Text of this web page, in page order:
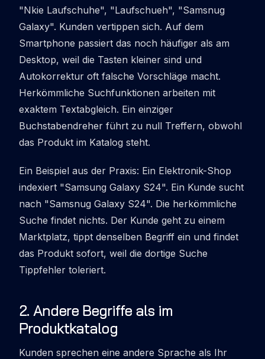
"Nkie Laufschuhe", "Laufschueh", "Samsnug
Galaxy". Kunden vertippen sich. Auf dem
Smartphone passiert das noch häufiger als am
Desktop, weil die Tasten kleiner sind und
Autokorrektur oft falsche Vorschläge macht.
Herkömmliche Suchfunktionen arbeiten mit
exaktem Textabgleich. Ein einziger
Buchstabendreher führt zu null Treffern, obwohl
das Produkt im Katalog steht.
Ein Beispiel aus der Praxis: Ein Elektronik-Shop
indexiert "Samsung Galaxy S24". Ein Kunde sucht
nach "Samsnug Galaxy S24". Die herkömmliche
Suche findet nichts. Der Kunde geht zu einem
Marktplatz, tippt denselben Begriff ein und findet
das Produkt sofort, weil die dortige Suche
Tippfehler toleriert.
2. Andere Begriffe als im
Produktkatalog
Kunden sprechen eine andere Sprache als Ihr